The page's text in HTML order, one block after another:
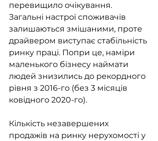
перевищило очікування.
Загальні настрої споживачів
залишаються змішаними, проте
драйвером виступає стабільність
ринку праці. Попри це, наміри
маленького бізнесу наймати
людей знизились до рекордного
рівня з 2016-го (без 3 місяців
ковідного 2020-го).
Кількість незавершених
продажів на ринку нерухомості у